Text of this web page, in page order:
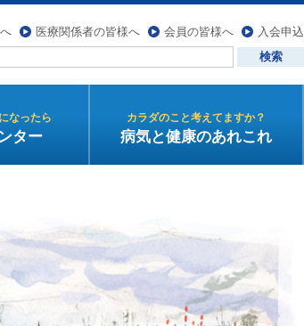
なったら
ター
カラダのこと考えてますか？
病気と健康のあれこれ
医療関係者の皆様へ 会員の皆様へ 入会申込